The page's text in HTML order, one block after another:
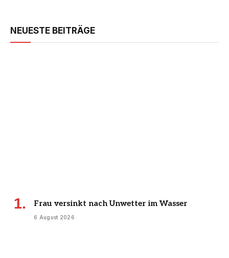
NEUESTE BEITRÄGE
Frau versinkt nach Unwetter im Wasser
6 August 2026